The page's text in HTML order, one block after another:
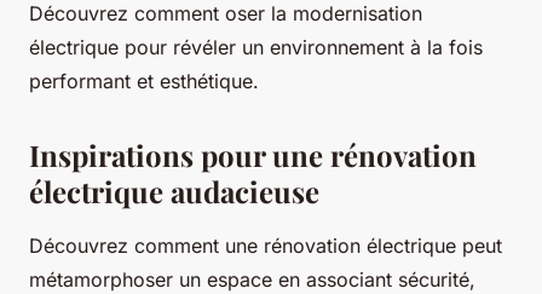
Découvrez comment oser la modernisation
électrique pour révéler un environnement à la fois
performant et esthétique.
Inspirations pour une rénovation
électrique audacieuse
Découvrez comment une rénovation électrique peut
métamorphoser un espace en associant sécurité,